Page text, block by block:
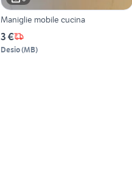
Maniglie mobile cucina
3 €
Desio(MB)